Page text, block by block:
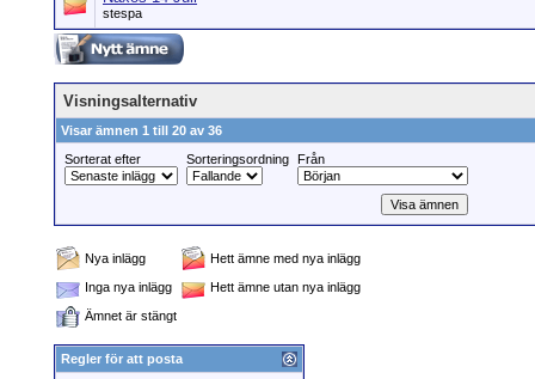
stespa
Visningsalternativ
Visar ämnen 1 till 20 av 36
Sorterat efter
Sorteringsordning Från
Nya inlägg
Hett ämne med nya inlägg
Inga nya inlägg
Hett ämne utan nya inlägg
Ämnet är stängt
Regler för att posta